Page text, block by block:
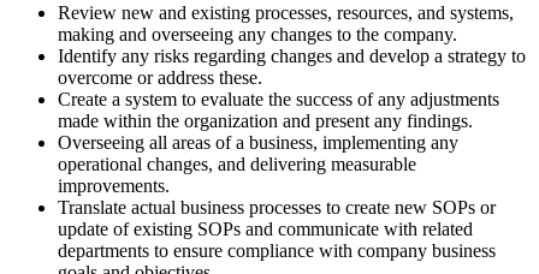
Review new and existing processes, resources, and systems,
making and overseeing any changes to the company.
Identify any risks regarding changes and develop a strategy to
overcome or address these.
Create a system to evaluate the success of any adjustments
made within the organization and present any findings.
Overseeing all areas of a business, implementing any
operational changes, and delivering measurable
improvements.
Translate actual business processes to create new SOPs or
update of existing SOPs and communicate with related
departments to ensure compliance with company business